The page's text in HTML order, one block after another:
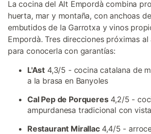
La cocina del Alt Empordà combina
huerta, mar y montaña, con anchoas
embutidos de la Garrotxa y vinos
Empordà. Tres direcciones próximas
para conocerla con garantías:
L'Ast 4,3/5 - cocina catalana de
a la brasa en Banyoles
Cal Pep de Porqueres4,2/5 -
ampurdanesa tradicional con
Restaurant Mirallac4,4/5 -